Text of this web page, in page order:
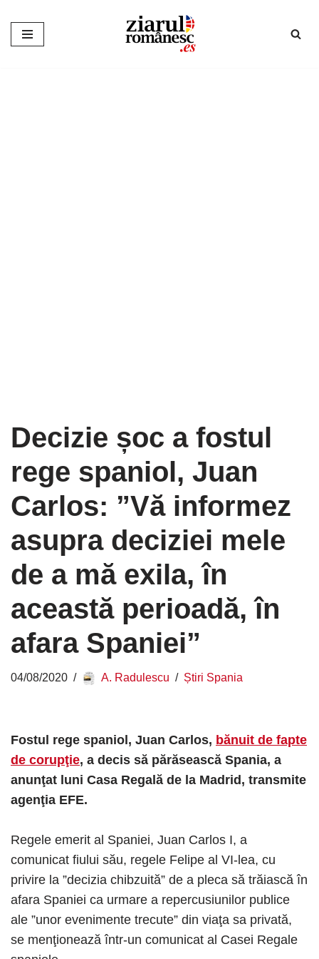
Sari
Decizie șoc a fostul
rege spaniol, Juan
Carlos: ”Vă informez
asupra deciziei mele
de a mă exila, în
această perioadă, în
afara Spaniei”
04/08/2020 A. Radulescu Știri Spania
Fostul rege spaniol, Juan Carlos, bănuit de fapte
de corupţie, a decis să părăsească Spania, a
anunţat luni Casa Regală de la Madrid, transmite
agenţia EFE.
Regele emerit al Spaniei, Juan Carlos I, a
comunicat fiului său, regele Felipe al VI-lea, cu
privire la ”decizia chibzuită” de a pleca să trăiască în
afara Spaniei ca urmare a repercusiunilor publice
ale ”unor evenimente trecute” din viaţa sa privată,
se menţionează într-un comunicat al Casei Regale